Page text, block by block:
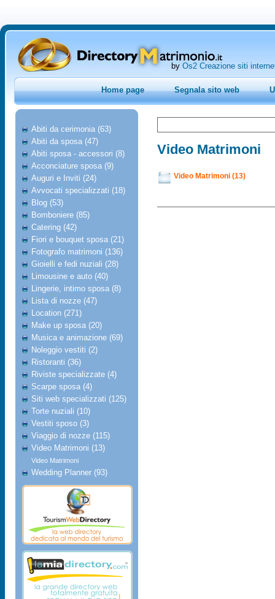
by Os2 Creazione siti
Home page Segnala sito web
Abiti da cerimonia (63)
Abiti da sposa (47)
Abiti sposa - accessori (8)
Acconciature sposa (9)
Auguri e Inviti (24)
Avvocati specializzati (18)
Blog (53)
Bomboniere (85)
Catering (42)
Fiori e bouquet sposa (21)
Fotografo matrimoni (136)
Gioielli e fedi nuziali (28)
Limousine e auto (40)
Lingerie, intimo sposa (8)
Lista di nozze (47)
Location (271)
Make up sposa (20)
Musica e animazione (69)
Noleggio vestiti (2)
Ristoranti (36)
Riviste specializzate (4)
Scarpe sposa (4)
Siti web specializzati (125)
Torte nuziali (10)
Vestiti sposo (3)
Viaggio di nozze (115)
Video Matrimoni (13)
Video Matrimoni
Wedding Planner (93)
Video Matrimoni
Video Matrimoni (13)